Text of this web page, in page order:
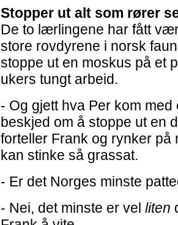
Stopper ut alt som rører
De to lærlingene har fått
store rovdyrene i norsk
stoppe ut en moskus på et
ukers tungt arbeid.
- Og gjett hva Per kom
beskjed om å stoppe ut en
forteller Frank og rynker på
kan stinke så grassat.
- Er det Norges minste
- Nei, det minste er vel liten